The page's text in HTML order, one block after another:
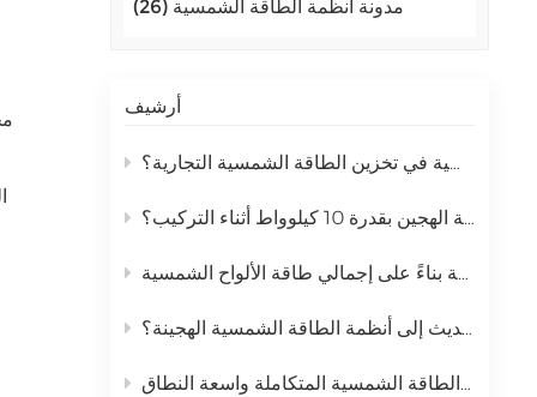
اللغة العربية
مدونة أنظمة الطاقة الشمسية (26)
أرشيف
لماذا يحل فوسفات الحديد الليثيوم محل بطاريات الرصاص الحمضية في تخزين الطاقة الشمسية التجارية؟
كيف يمكنك تحسين أداء محول الطاقة الهجين بقدرة 10 كيلوواط أثناء التركيب؟
كيفية اختيار العاكس الهجين المناسب بدقة بناءً على إجمالي طاقة الألواح الشمسية
لماذا تقوم المنشآت التجارية بالتحديث إلى أنظمة الطاقة الشمسية الهجينة؟
كيف يعمل تكامل الشبكة لأنظمة الطاقة الشمسية المتكاملة واسعة النطاق